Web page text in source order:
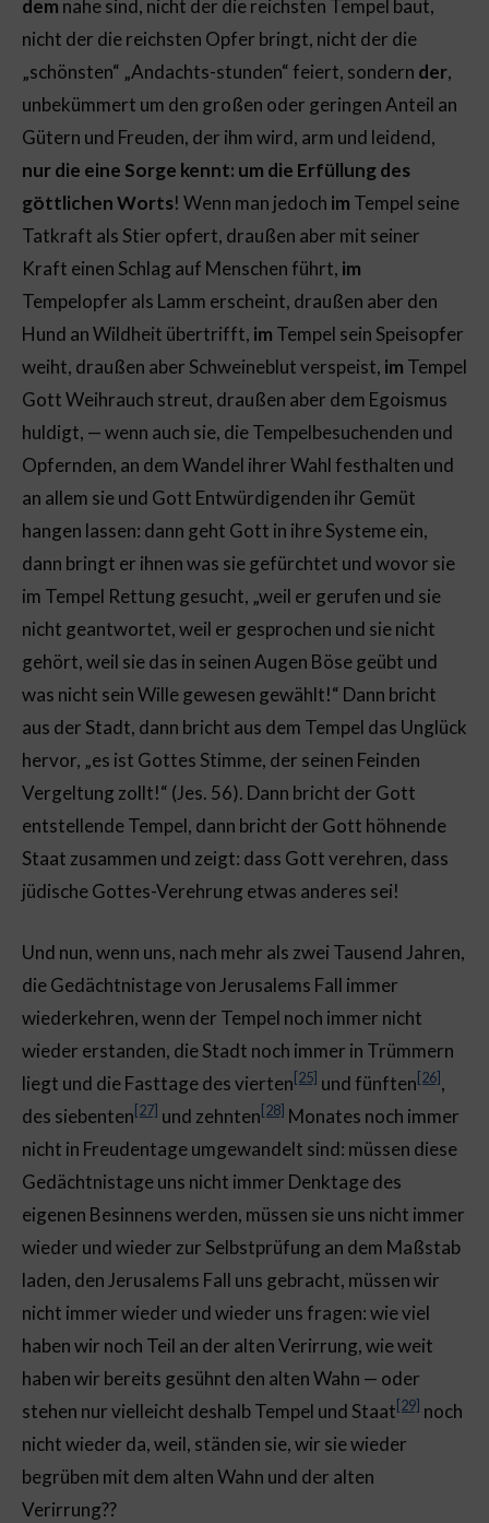
dem nahe sind, nicht der die reichsten Tempel baut,
nicht der die reichsten Opfer bringt, nicht der die
„schönsten“ „Andachts-stunden“ feiert, sondern der,
unbekümmert um den großen oder geringen Anteil an
Gütern und Freuden, der ihm wird, arm und leidend,
nur die eine Sorge kennt: um die Erfüllung des
göttlichen Worts! Wenn man jedoch im Tempel seine
Tatkraft als Stier opfert, draußen aber mit seiner
Kraft einen Schlag auf Menschen führt, im
Tempelopfer als Lamm erscheint, draußen aber den
Hund an Wildheit übertrifft, im Tempel sein Speisopfer
weiht, draußen aber Schweineblut verspeist, im Tempel
Gott Weihrauch streut, draußen aber dem Egoismus
huldigt, — wenn auch sie, die Tempelbesuchenden und
Opfernden, an dem Wandel ihrer Wahl festhalten und
an allem sie und Gott Entwürdigenden ihr Gemüt
hangen lassen: dann geht Gott in ihre Systeme ein,
dann bringt er ihnen was sie gefürchtet und wovor sie
im Tempel Rettung gesucht, „weil er gerufen und sie
nicht geantwortet, weil er gesprochen und sie nicht
gehört, weil sie das in seinen Augen Böse geübt und
was nicht sein Wille gewesen gewählt!“ Dann bricht
aus der Stadt, dann bricht aus dem Tempel das Unglück
hervor, „es ist Gottes Stimme, der seinen Feinden
Vergeltung zollt!“ (Jes. 56). Dann bricht der Gott
entstellende Tempel, dann bricht der Gott höhnende
Staat zusammen und zeigt: dass Gott verehren, dass
jüdische Gottes-Verehrung etwas anderes sei!
Und nun, wenn uns, nach mehr als zwei Tausend Jahren,
die Gedächtnistage von Jerusalems Fall immer
wiederkehren, wenn der Tempel noch immer nicht
wieder erstanden, die Stadt noch immer in Trümmern
liegt und die Fasttage des vierten[25] und fünften[26],
des siebenten[27] und zehnten[28] Monates noch immer
nicht in Freudentage umgewandelt sind: müssen diese
Gedächtnistage uns nicht immer Denktage des
eigenen Besinnens werden, müssen sie uns nicht immer
wieder und wieder zur Selbstprüfung an dem Maßstab
laden, den Jerusalems Fall uns gebracht, müssen wir
nicht immer wieder und wieder uns fragen: wie viel
haben wir noch Teil an der alten Verirrung, wie weit
haben wir bereits gesühnt den alten Wahn — oder
stehen nur vielleicht deshalb Tempel und Staat[29] noch
nicht wieder da, weil, ständen sie, wir sie wieder
begrüben mit dem alten Wahn und der alten
Verirrung??